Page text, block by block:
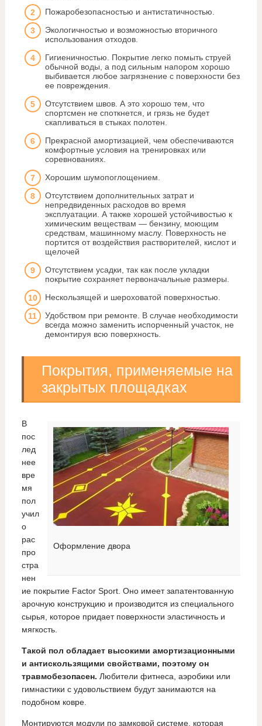
Пожаробезопасностью и антистатичностью.
Экологичностью и возможностью вторичного
использования отходов.
Гигиеничностью. Покрытие легко помыть струей
обычной воды, а под сильным напором хорошо
выбивается любое загрязнение с поверхности без
ее повреждения.
Отсутствием швов. А это хорошо тем, что
спортсмен не споткнется, и грязь не будет
скапливаться в стыках полотен.
Прекрасной амортизацией, чем обеспечиваются
комфортные условия на тренировках или
соревнованиях.
Хорошим шумопоглощением.
Отсутствием дополнительных затрат и
непредвиденных расходов во время
эксплуатации. А также хорошей устойчивостью к
химическим веществам — бензину, моющим
средствам, машинному маслу. Поверхность не
портится от воздействия растворителей, кислот и
щелочей
Отсутствием усадки, так как после укладки
покрытие сохраняет первоначальные размеры.
Нескользящей и шероховатой поверхностью.
Удобством при ремонте. В случае необходимости
всегда можно заменить испорченный участок, не
демонтируя всю поверхность.
Покрытия, применяемые на
закрытых площадках
Оформление двора
В
пос
лед
нее
вре
мя
пол
учил
о
рас
про
стра
нен
ие покрытие Factor Sport. Оно имеет запатентованную
арочную конструкцию и производится из специального
сырья, которое придает поверхности эластичность и
мягкость.
Такой пол обладает высокими амортизационными
и антискользящими свойствами, поэтому он
травмобезопасен. Любители фитнеса, аэробики или
гимнастики с удовольствием будут занимаются на
подобном ковре.
Монтируются модули по замковой системе, которая